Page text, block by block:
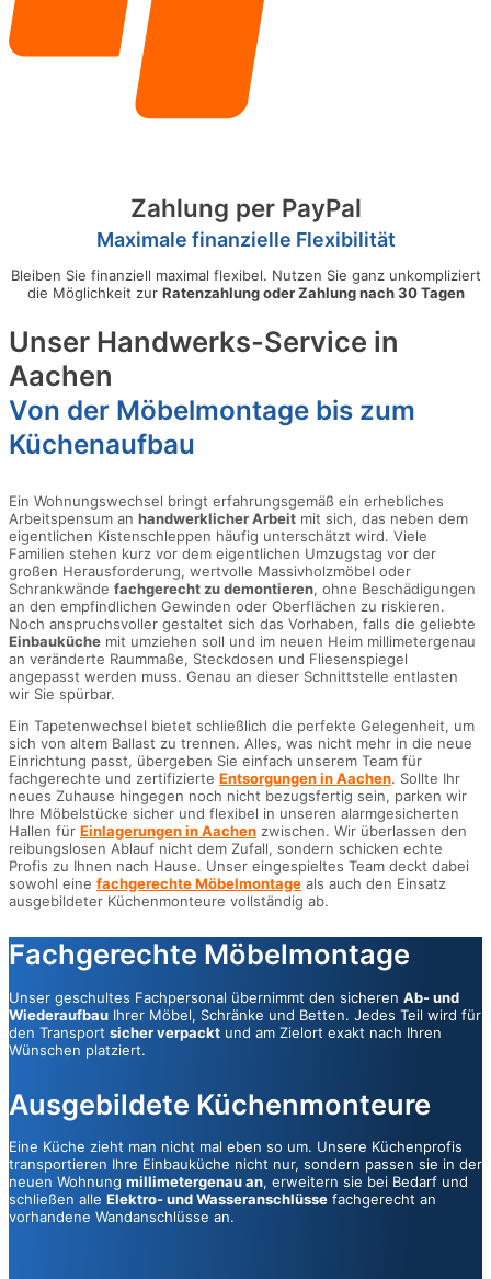
Zahlung per PayPal
Maximale finanzielle Flexibilität
Bleiben Sie finanziell maximal flexibel. Nutzen Sie ganz unkompliziert
die Möglichkeit zur Ratenzahlung oder Zahlung nach 30 Tagen
Unser Handwerks-Service in
Aachen
Von der Möbelmontage bis zum
Küchenaufbau
Ein Wohnungswechsel bringt erfahrungsgemäß ein erhebliches
Arbeitspensum an handwerklicher Arbeit mit sich, das neben dem
eigentlichen Kistenschleppen häufig unterschätzt wird. Viele
Familien stehen kurz vor dem eigentlichen Umzugstag vor der
großen Herausforderung, wertvolle Massivholzmöbel oder
Schrankwände fachgerecht zu demontieren, ohne Beschädigungen
an den empfindlichen Gewinden oder Oberflächen zu riskieren.
Noch anspruchsvoller gestaltet sich das Vorhaben, falls die geliebte
Einbauküche mit umziehen soll und im neuen Heim millimetergenau
an veränderte Raummaße, Steckdosen und Fliesenspiegel
angepasst werden muss. Genau an dieser Schnittstelle entlasten
wir Sie spürbar.
Ein Tapetenwechsel bietet schließlich die perfekte Gelegenheit, um
sich von altem Ballast zu trennen. Alles, was nicht mehr in die neue
Einrichtung passt, übergeben Sie einfach unserem Team für
fachgerechte und zertifizierte Entsorgungen in Aachen. Sollte Ihr
neues Zuhause hingegen noch nicht bezugsfertig sein, parken wir
Ihre Möbelstücke sicher und flexibel in unseren alarmgesicherten
Hallen für Einlagerungen in Aachen zwischen. Wir überlassen den
reibungslosen Ablauf nicht dem Zufall, sondern schicken echte
Profis zu Ihnen nach Hause. Unser eingespieltes Team deckt dabei
sowohl eine fachgerechte Möbelmontage als auch den Einsatz
ausgebildeter Küchenmonteure vollständig ab.
Fachgerechte Möbelmontage
Unser geschultes Fachpersonal übernimmt den sicheren Ab- und
Wiederaufbau Ihrer Möbel, Schränke und Betten. Jedes Teil wird für
den Transport sicher verpackt und am Zielort exakt nach Ihren
Wünschen platziert.
Ausgebildete Küchenmonteure
Eine Küche zieht man nicht mal eben so um. Unsere Küchenprofis
transportieren Ihre Einbauküche nicht nur, sondern passen sie in der
neuen Wohnung millimetergenau an, erweitern sie bei Bedarf und
schließen alle Elektro- und Wasseranschlüsse fachgerecht an
vorhandene Wandanschlüsse an.